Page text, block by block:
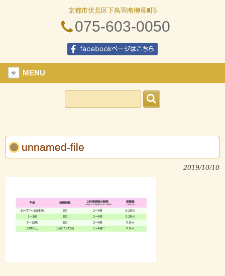
はせがわ明安堂クリニックの公式HP、京都市伏見
区の内科、呼吸器科、循環器科、外科の診療、オン
ライン診療、駐車場10台、web予約、バリアフリ
ー、プラセンタ
京都市伏見区下鳥羽南柳長町6
075-603-0050
MENU
unnamed-file
2019/10/10